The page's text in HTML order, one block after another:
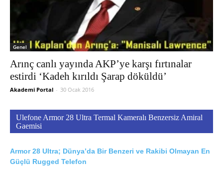
Genel
Arınç canlı yayında AKP’ye karşı fırtınalar
estirdi ‘Kadeh kırıldı Şarap döküldü’
Akademi Portal - 30 Ocak 2016
Ulefone Armor 28 Ultra Termal Kameralı Benzersiz Amiral
Gaemisi
Armor 28 Ultra; Dünya’da Bir Benzeri ve Rakibi Olmayan En
Güçlü Rugged Telefon